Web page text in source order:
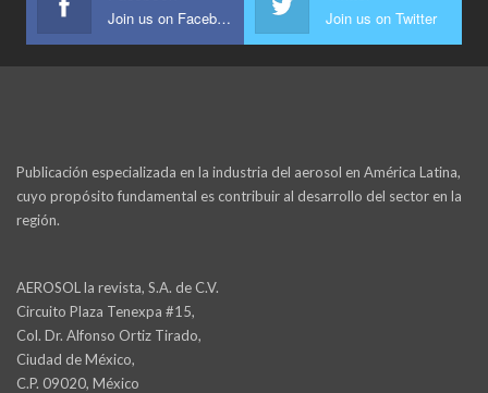
Join us on Facebook Join us on Twitter
Publicación especializada en la industria del aerosol en América Latina,
cuyo propósito fundamental es contribuir al desarrollo del sector en la
región.
AEROSOL la revista, S.A. de C.V.
Circuito Plaza Tenexpa #15,
Col. Dr. Alfonso Ortiz Tirado,
Ciudad de México,
C.P. 09020, México